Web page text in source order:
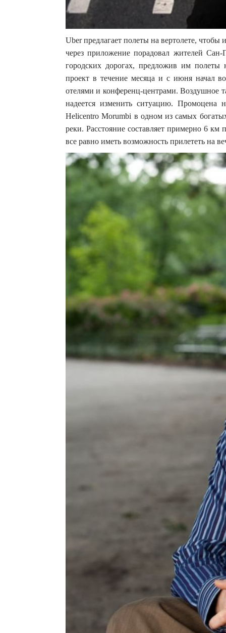
Uber предлагает полеты на вертолете,
через приложение порадовал жителей Сан-
городских дорогах, предложив им полеты
проект в течение месяца и с июня начал
отелями и конференц-центрами. Воздушное
надеется изменить ситуацию. Промоцена
Helicentro Morumbi в одном из самых
реки. Расстояние составляет примерно 6 км
все равно иметь возможность прилететь на